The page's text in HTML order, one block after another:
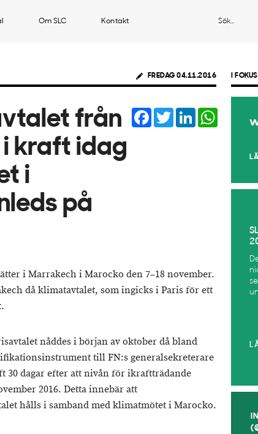
Om SLC Kontakt Sök
FREDAG 04.11.2016
från
kraft idag
i
på
Facebook
TwitterLinkedIn
i Marrakech i Marocko den 7–18 november.
då klimatavtalet, som ingicks i Paris för ett
nåddes i början av oktober då bland
till FN:s generalsekreterare
30 dagar efter att nivån för ikraftträdande
2016. Detta innebär att
hålls i samband med klimatmötet i Marocko.
I FOKUS